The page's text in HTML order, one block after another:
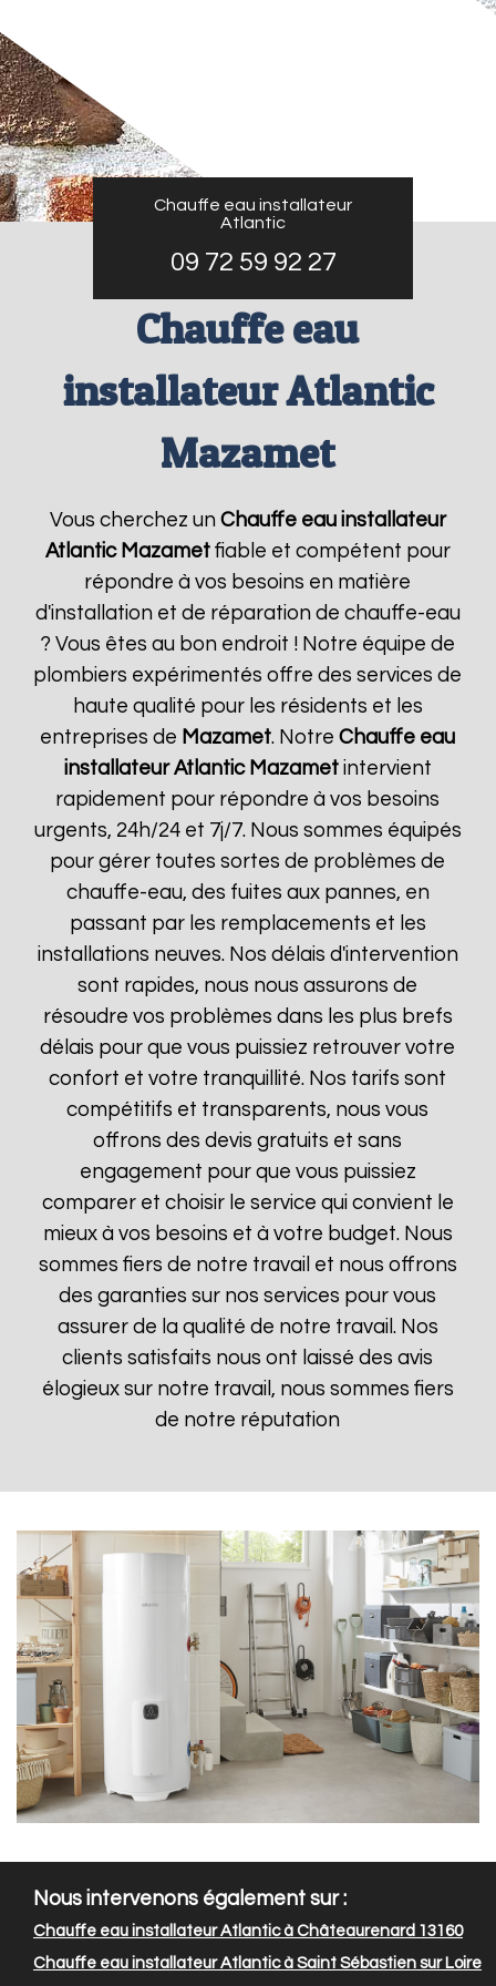
Chauffe eau installateur
Atlantic
09 72 59 92 27
Chauffe eau
installateur Atlantic
Mazamet
Vous cherchez un Chauffe eau installateur
Atlantic Mazametfiable et compétent pour
répondre à vos besoins en matière
d'installation et de réparation de chauffe-eau
? Vous êtes au bon endroit ! Notre équipe de
plombiers expérimentés offre des services de
haute qualité pour les résidents et les
entreprises de Mazamet. NotreChauffe eau
installateur Atlantic Mazametintervient
rapidement pour répondre à vos besoins
urgents, 24h/24 et 7j/7. Nous sommes équipés
pour gérer toutes sortes de problèmes de
chauffe-eau, des fuites aux pannes, en
passant par les remplacements et les
installations neuves. Nos délais d'intervention
sont rapides, nous nous assurons de
résoudre vos problèmes dans les plus brefs
délais pour que vous puissiez retrouver votre
confort et votre tranquillité. Nos tarifs sont
compétitifs et transparents, nous vous
offrons des devis gratuits et sans
engagement pour que vous puissiez
comparer et choisir le service qui convient le
mieux à vos besoins et à votre budget. Nous
sommes fiers de notre travail et nous offrons
des garanties sur nos services pour vous
assurer de la qualité de notre travail. Nos
clients satisfaits nous ont laissé des avis
élogieux sur notre travail, nous sommes fiers
de notre réputation
Nous intervenons également sur :
Chauffe eau installateur Atlantic à Châteaurenard 13160
Chauffe eau installateur Atlantic à Saint Sébastien sur Loire